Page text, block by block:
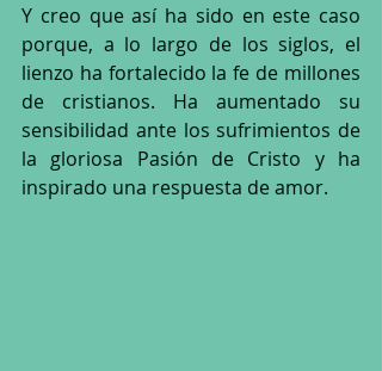
Y creo que así ha sido en este caso
porque, a lo largo de los siglos, el
lienzo ha fortalecido la fe de millones
de cristianos. Ha aumentado su
sensibilidad ante los sufrimientos de
la gloriosa Pasión de Cristo y ha
inspirado una respuesta de amor.